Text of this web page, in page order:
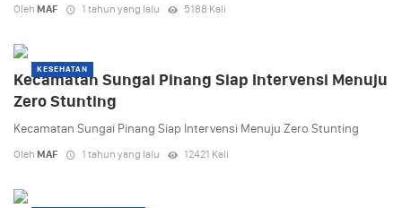
Oleh MAF 1 tahun yang lalu 5188 Kali
KESEHATAN
Kecamatan Sungai Pinang Siap Intervensi Menuju
Zero Stunting
Kecamatan Sungai Pinang Siap Intervensi Menuju Zero Stunting
Oleh MAF 1 tahun yang lalu 12421 Kali